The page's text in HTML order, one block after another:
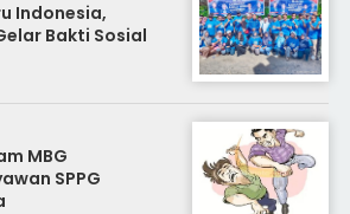
Indonesia,
Bakti Sosial
MBG
SPPG